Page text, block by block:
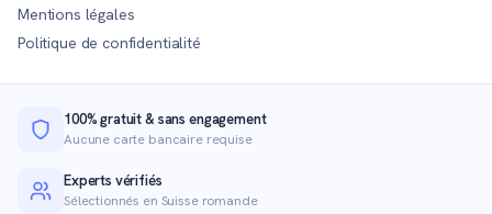
Mentions légales
Politique de confidentialité
100% gratuit & sans engagement
Aucune carte bancaire requise
Experts vérifiés
Sélectionnés en Suisse romande